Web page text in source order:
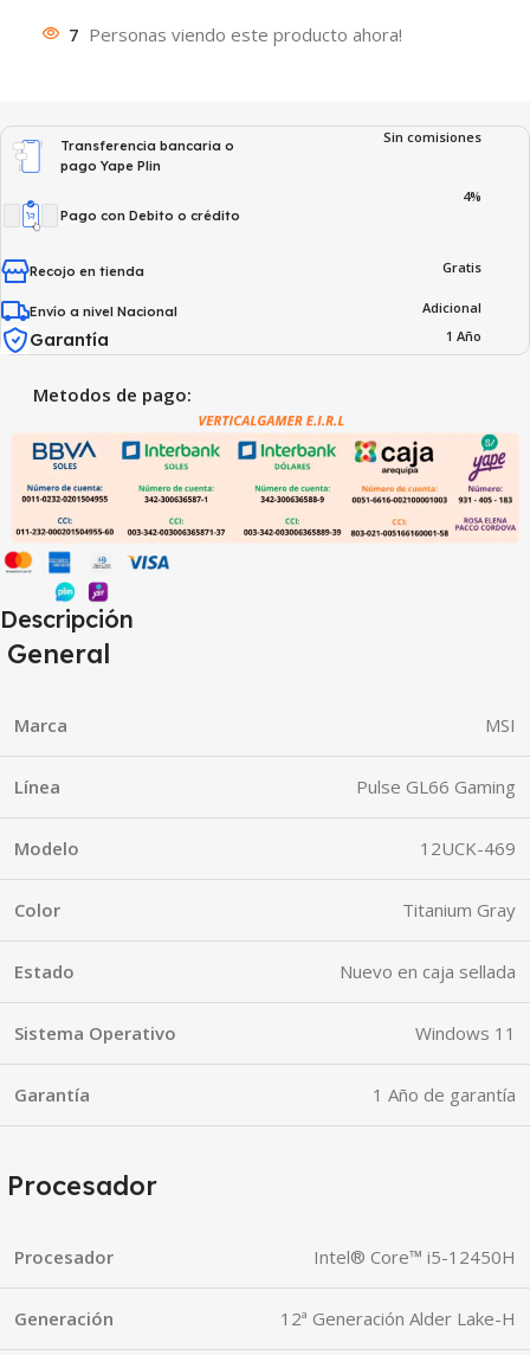
7 Personas viendo este producto ahora!
Transferencia bancaria o
pago Yape Plin
Sin comisiones
Pago con Debito o crédito
4%
Recojo en tienda Gratis
Envío a nivel Nacional Adicional
Garantía 1 Año
Metodos de pago:
Descripción
General
Marca MSI
Línea Pulse GL66 Gaming
Modelo 12UCK-469
Color Titanium Gray
Estado Nuevo en caja sellada
Sistema Operativo Windows 11
Garantía 1 Año de garantía
Procesador
Procesador Intel® Core™ i5-12450H
Generación 12ª Generación Alder Lake-H